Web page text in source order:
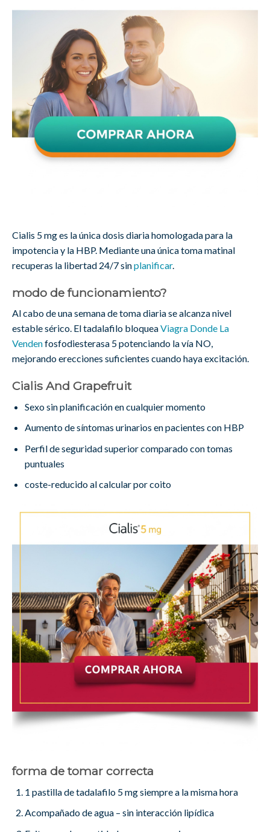
Cialis 5 mg es la única dosis diaria homologada para la
impotencia y la HBP. Mediante una única toma matinal
recuperas la libertad 24/7 sinplanificar.
modo de funcionamiento?
Al cabo de una semana de toma diaria se alcanza nivel
estable sérico. El tadalafilo bloqueaViagra Donde La
Vendenfosfodiesterasa 5 potenciando la vía NO,
mejorando erecciones suficientes cuando haya excitación.
Cialis And Grapefruit
Sexo sin planificación en cualquier momento
Aumento de síntomas urinarios en pacientes con HBP
Perfil de seguridad superior comparado con tomas
puntuales
coste-reducido al calcular por coito
forma de tomar correcta
1 pastilla de tadalafilo 5 mg siempre a la misma hora
Acompañado de agua – sin interacción lipídica